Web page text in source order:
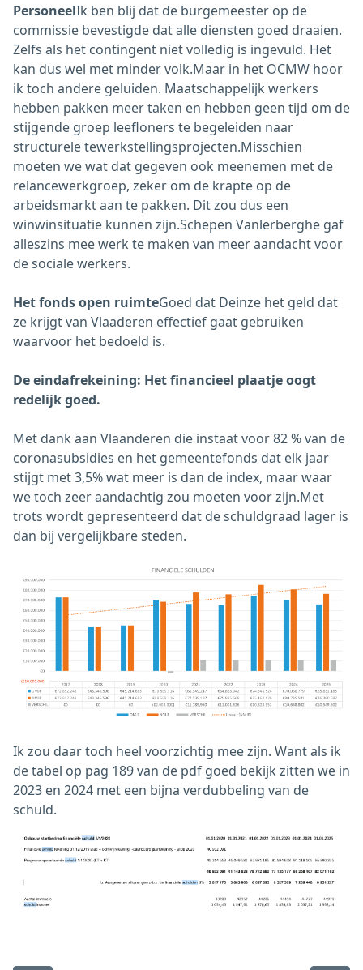
PersoneelIk ben blij dat de burgemeester op de
commissie bevestigde dat alle diensten goed draaien.
Zelfs als het contingent niet volledig is ingevuld. Het
kan dus wel met minder volk.Maar in het OCMW hoor
ik toch andere geluiden. Maatschappelijk werkers
hebben pakken meer taken en hebben geen tijd om de
stijgende groep leefloners te begeleiden naar
structurele tewerkstellingsprojecten.Misschien
moeten we wat dat gegeven ook meenemen met de
relancewerkgroep, zeker om de krapte op de
arbeidsmarkt aan te pakken. Dit zou dus een
winwinsituatie kunnen zijn.Schepen Vanlerberghe gaf
alleszins mee werk te maken van meer aandacht voor
de sociale werkers.
Het fonds open ruimteGoed dat Deinze het geld dat
ze krijgt van Vlaaderen effectief gaat gebruiken
waarvoor het bedoeld is.
De eindafrekeining: Het financieel plaatje oogt
redelijk goed.
Met dank aan Vlaanderen die instaat voor 82 % van de
coronasubsidies en het gemeentefonds dat elk jaar
stijgt met 3,5% wat meer is dan de index, maar waar
we toch zeer aandachtig zou moeten voor zijn.Met
trots wordt gepresenteerd dat de schuldgraad lager is
dan bij vergelijkbare steden.
Ik zou daar toch heel voorzichtig mee zijn. Want als ik
de tabel op pag 189 van de pdf goed bekijk zitten we in
2023 en 2024 met een bijna verdubbeling van de
schuld.